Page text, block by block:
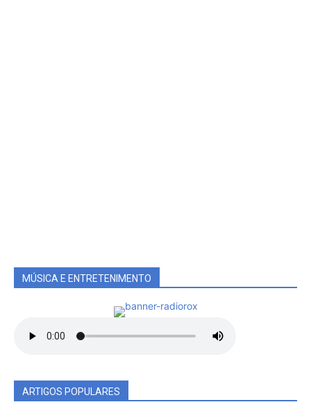
MÚSICA E ENTRETENIMENTO
ARTIGOS POPULARES